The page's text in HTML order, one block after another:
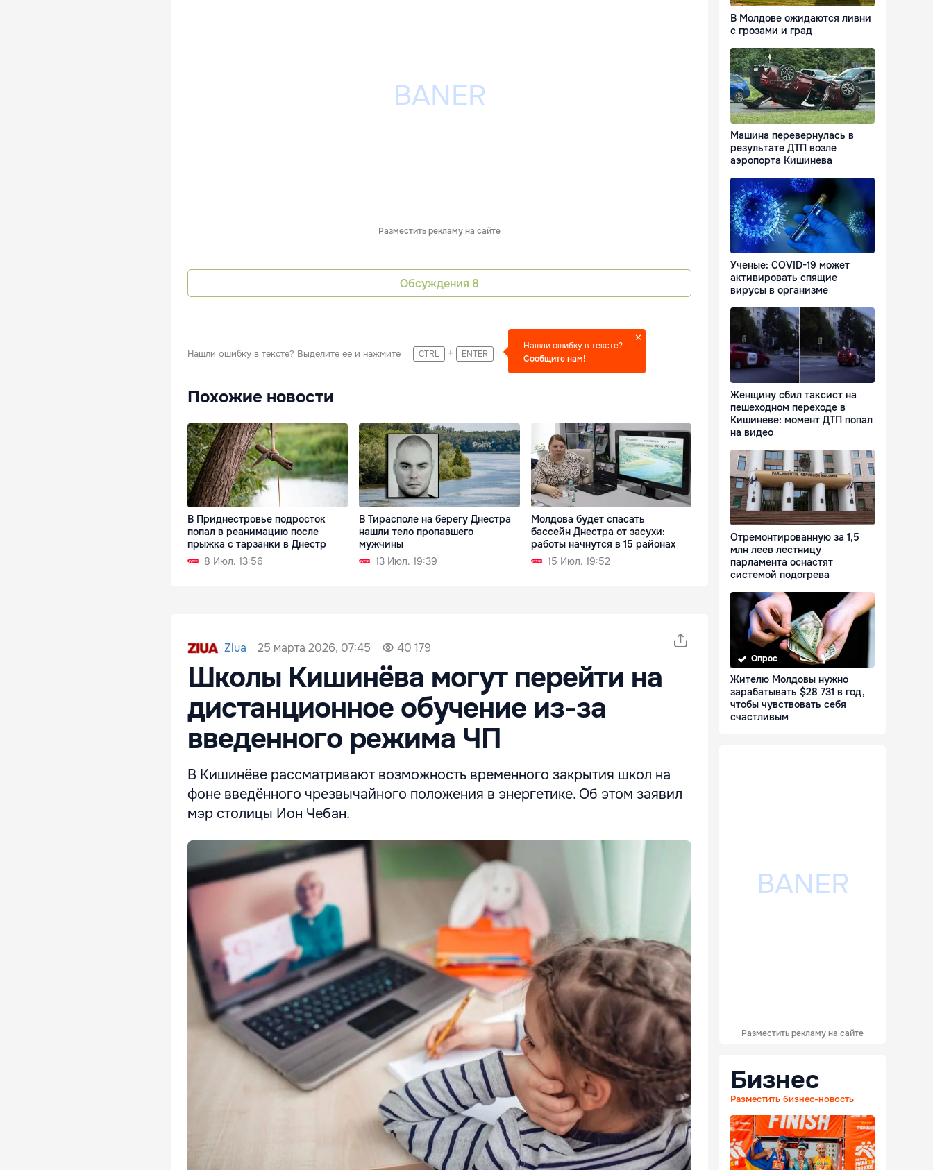
Разместить рекламу на сайте
Обсуждения 8
Нашли ошибку в тексте? Выделите ее и нажмите CTRL + ENTER
Нашли ошибку в тексте?
Сообщите нам!
Похожие новости
В Приднестровье подросток
попал в реанимацию после
прыжка с тарзанки в Днестр
8 Июл. 13:56
В Тирасполе на берегу Днестра
нашли тело пропавшего
мужчины
13 Июл. 19:39
Молдова будет спасать
бассейн Днестра от засухи:
работы начнутся в 15 районах
15 Июл. 19:52
Ziua 25 марта 2026, 07:45 40 179
Школы Кишинёва могут перейти на
дистанционное обучение из-за
введенного режима ЧП
В Кишинёве рассматривают возможность временного закрытия школ на
фоне введённого чрезвычайного положения в энергетике. Об этом заявил
мэр столицы Ион Чебан.
В Молдове ожидаются ливни
с грозами и град
Машина перевернулась в
результате ДТП возле
аэропорта Кишинева
Ученые: COVID-19 может
активировать спящие
вирусы в организме
Женщину сбил таксист на
пешеходном переходе в
Кишиневе: момент ДТП попал
на видео
Отремонтированную за 1,5
млн леев лестницу
парламента оснастят
системой подогрева
Опрос
Жителю Молдовы нужно
зарабатывать $28 731 в год,
чтобы чувствовать себя
счастливым
Разместить рекламу на сайте
Бизнес
Разместить бизнес-новость